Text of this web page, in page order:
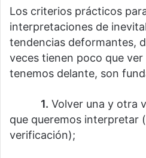
Los criterios prácticos
interpretaciones de
tendencias deformantes,
veces tienen poco que
tenemos delante, son
1. Volver una y otra
que queremos interpretar
verificación);